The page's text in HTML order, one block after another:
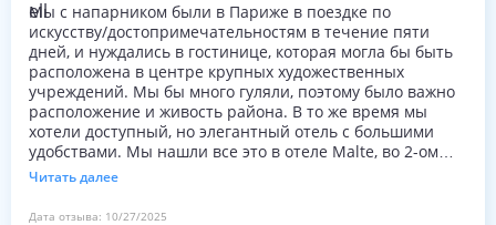
Мы с напарником были в Париже в поездке по
искусству/достопримечательностям в течение пяти
дней, и нуждались в гостинице, которая могла бы быть
расположена в центре крупных художественных
учреждений. Мы бы много гуляли, поэтому было важно
расположение и живость района. В то же время мы
хотели доступный, но элегантный отель с большими
удобствами. Мы нашли все это в отеле Malte, во 2-ом
округе, удобные, отличные номера, и чуткость, которая
опровергла центральную парижскую суету. Наш тихий
номер, выходящий во внутренний двор, был убежищем
Читать далее
Дата отзыва: 10/27/2025